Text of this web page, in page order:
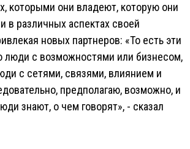
которыми они владеют, которую они
в различных аспектах своей
новых партнеров: «То есть эти
люди с возможностями или бизнесом,
с сетями, связями, влиянием и
предполагаю, возможно, и
знают, о чем говорят», - сказал